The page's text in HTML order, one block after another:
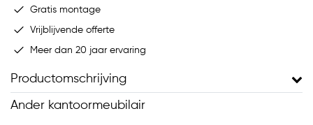
Gratis montage
Vrijblijvende offerte
Meer dan 20 jaar ervaring
Productomschrijving
Ander kantoormeubilair